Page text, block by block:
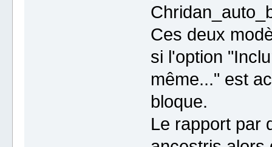
Ces deux
si l'option
même..." est
bloque.
Le rapport par